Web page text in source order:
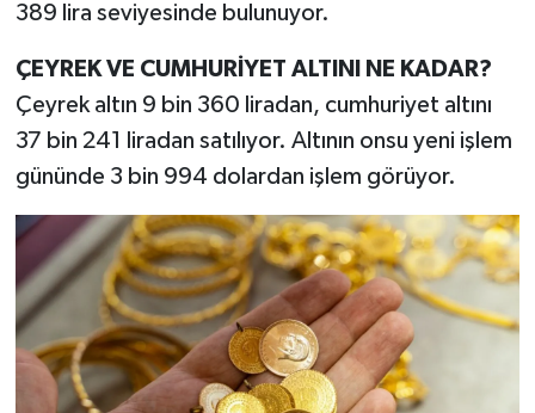
389 lira seviyesinde bulunuyor.
ÇEYREK VE CUMHURİYET ALTINI NE KADAR?
Çeyrek altın 9 bin 360 liradan, cumhuriyet altını
37 bin 241 liradan satılıyor. Altının onsu yeni işlem
gününde 3 bin 994 dolardan işlem görüyor.
TEKNOLOJİ
KÜLTÜR SANAT